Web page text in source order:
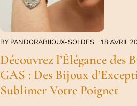
BY PANDORABIJOUX-SOLDES 18 AVRIL
Découvrez l’Élégance des
GAS : Des Bijoux
Sublimer Votre Poignet